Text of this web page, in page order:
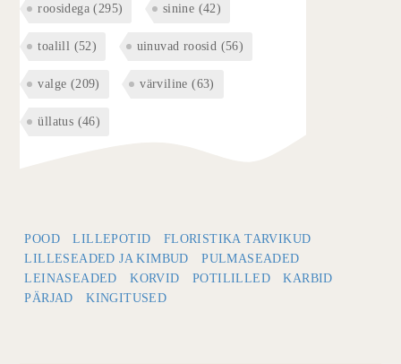
roosidega (295) sinine (42)
toalill (52) uinuvad roosid (56)
valge (209) värviline (63)
üllatus (46)
POOD LILLEPOTID
FLORISTIKA TARVIKUD
LILLESEADED JA KIMBUD
PULMASEADED
LEINASEADED
KORVID POTILILLED
KARBID
PÄRJAD
KINGITUSED